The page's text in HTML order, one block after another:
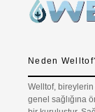
Neden
Welltof, bireylerin
genel sağlığına